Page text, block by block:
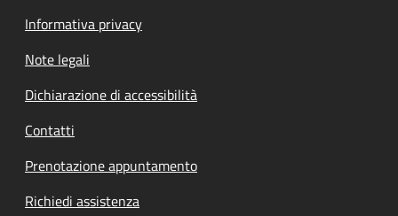
Informativa privacy
Note legali
Dichiarazione di accessibilità
Contatti
Prenotazione appuntamento
Richiedi assistenza